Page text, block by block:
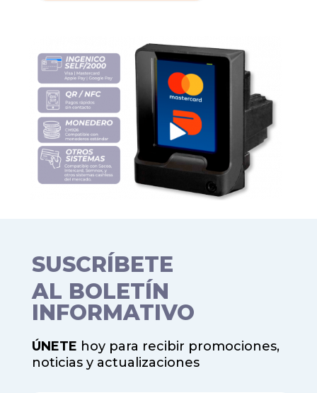
SUSCRÍBETE
AL BOLETÍN
INFORMATIVO
ÚNETE hoy para recibir promociones,
noticias y actualizaciones